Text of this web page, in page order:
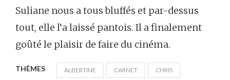
Suliane nous a tous bluffés et par-dessus
tout, elle l’a laissé pantois. Il a finalement
goûté le plaisir de faire du cinéma.
THÈMES ALBERTINE CARNET CHRIS